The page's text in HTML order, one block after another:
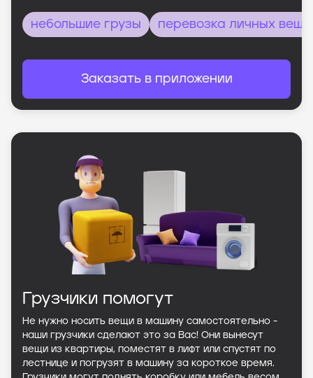
небольшие грузы перевозка личных
Заказать в приложении
Грузчики помогут
Не нужно носить вещи в машину самостоятельно -
наши грузчики сделают это за Вас! Они вынесут
вещи из квартиры, поместят в лифт или спустят по
лестнице и погрузят в машину за короткое время.